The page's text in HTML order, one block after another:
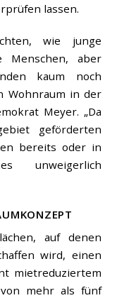
lassen.
wie junge
Menschen, aber
kaum noch
Wohnraum in der
Meyer. „Da
geförderten
bereits oder in
unweigerlich
auf denen
wird, einen
mietreduziertem
mehr als fünf